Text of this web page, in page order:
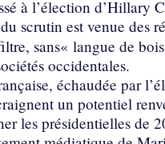
à l’élection
scrutin est venue des
sans« langue de
occidentales.
échaudée par
un potentiel
les présidentielles de